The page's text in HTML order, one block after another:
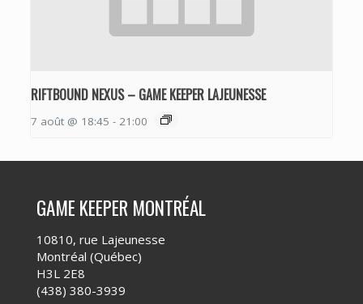
RIFTBOUND NEXUS – GAME KEEPER LAJEUNESSE
7 août @ 18:45 - 21:00
GAME KEEPER MONTRÉAL
10810, rue Lajeunesse
Montréal (Québec)
H3L 2E8
(438) 380-3939